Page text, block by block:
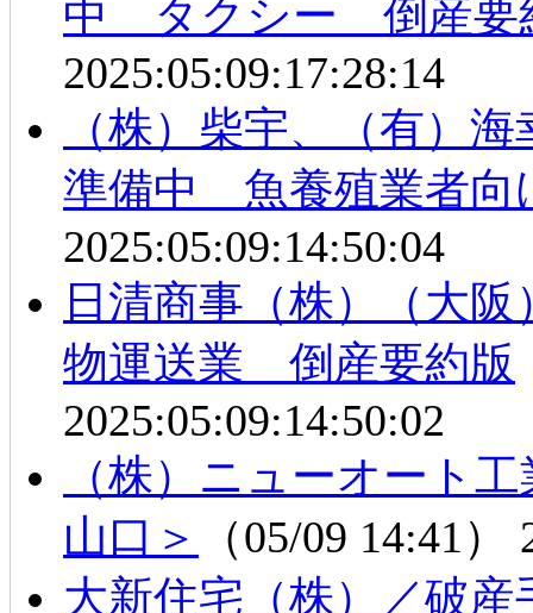
中 タクシー 倒産要
2025:05:09:17:28:14
（株）柴宇、（有）
準備中 魚養殖業者向
2025:05:09:14:50:04
日清商事（株）（大
物運送業 倒産要約版
2025:05:09:14:50:02
（株）ニューオート
山口＞
（05/09 14:41）
大新住宅（株）／破